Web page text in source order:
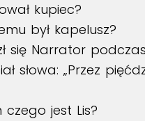
kupiec?
był kapelusz?
się Narrator
słowa: „Przez
czego jest Lis?